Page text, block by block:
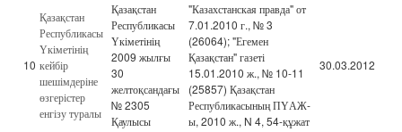
10
Қазақстан
Республикасы
Үкіметінің
кейбір
шешімдеріне
өзгерістер
енгізу туралы
Қазақстан
Республикасы
Үкіметінің
2009 жылғы
30
желтоқсандағы
№ 2305
Қаулысы
"Казахстанская правда" от
7.01.2010 г., № 3
(26064); "Егемен
Қазақстан" газеті
15.01.2010 ж., № 10-11
(25857) Қазақстан
Республикасының ПҮАЖ-
ы, 2010 ж., N 4, 54-құжат
30.03.2012